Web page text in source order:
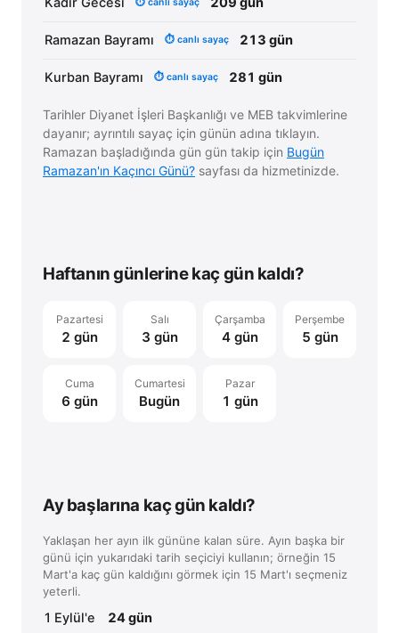
Ramazan Bayramı ⏱ canlı sayaç 213 gün
Kurban Bayramı ⏱ canlı sayaç 281 gün
Tarihler Diyanet İşleri Başkanlığı ve MEB takvimlerine
dayanır; ayrıntılı sayaç için günün adına tıklayın.
Ramazan başladığında gün gün takip için Bugün
Ramazan'ın Kaçıncı Günü? sayfası da hizmetinizde.
Haftanın günlerine kaç gün kaldı?
Pazartesi
2 gün
Salı
3 gün
Çarşamba
4 gün
Perşembe
5 gün
Cuma
6 gün
Cumartesi
Bugün
Pazar
1 gün
Ay başlarına kaç gün kaldı?
Yaklaşan her ayın ilk gününe kalan süre. Ayın başka bir
günü için yukarıdaki tarih seçiciyi kullanın; örneğin 15
Mart'a kaç gün kaldığını görmek için 15 Mart'ı seçmeniz
yeterli.
1 Eylül'e 24 gün